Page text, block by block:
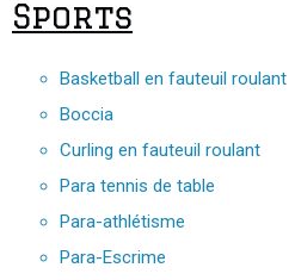
Sports
Basketball en fauteuil roulant
Boccia
Curling en fauteuil roulant
Para tennis de table
Para-athlétisme
Para-Escrime